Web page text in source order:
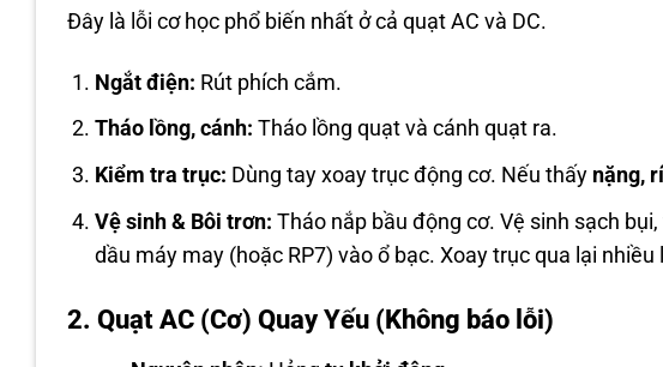
Đây là lỗi cơ học phổ biến nhất ở cả quạt AC và DC.
Ngắt điện: Rút phích cắm.
Tháo lồng, cánh: Tháo lồng quạt và cánh quạt ra.
Kiểm tra trục: Dùng tay xoay trục động cơ. Nếu thấy nặng,
Vệ sinh & Bôi trơn: Tháo nắp bầu động cơ. Vệ sinh sạch
dầu máy may (hoặc RP7) vào ổ bạc. Xoay trục qua lại nhiều
2. Quạt AC (Cơ) Quay Yếu (Không báo lỗi)